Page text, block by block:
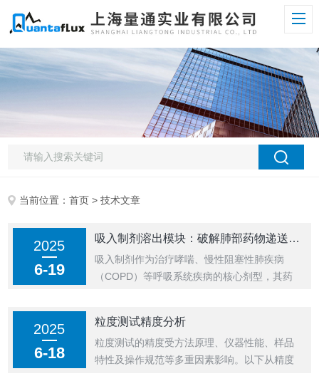
当前位置：首页 > 技术文章
2025
6-19
吸入制剂溶出模块：破解肺部药物递送效率的“黑匣子”
吸入制剂作为治疗哮喘、慢性阻塞性肺疾病
（COPD）等呼吸系统疾病的核心剂型，其药
制而生的关键技术，通过模拟人体肺部环境，
精准量化气溶胶颗粒的溶出行为，成为药物研
发...
2025
6-18
粒度测试精度分析
粒度测试的精度受方法原理、仪器性能、样品
特性及操作规范等多重因素影响。以下从精度